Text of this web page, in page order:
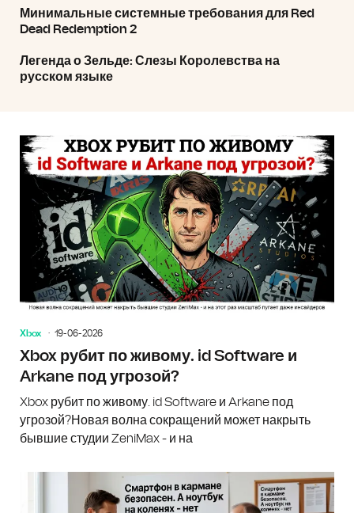
Минимальные системные требования для Red
Dead Redemption 2
Легенда о Зельде: Слезы Королевства на
русском языке
Xbox 19-06-2026
Xbox рубит по живому. id Software и
Arkane под угрозой?
Xbox рубит по живому. id Software и Arkane под
угрозой?Новая волна сокращений может накрыть
бывшие студии ZeniMax - и на